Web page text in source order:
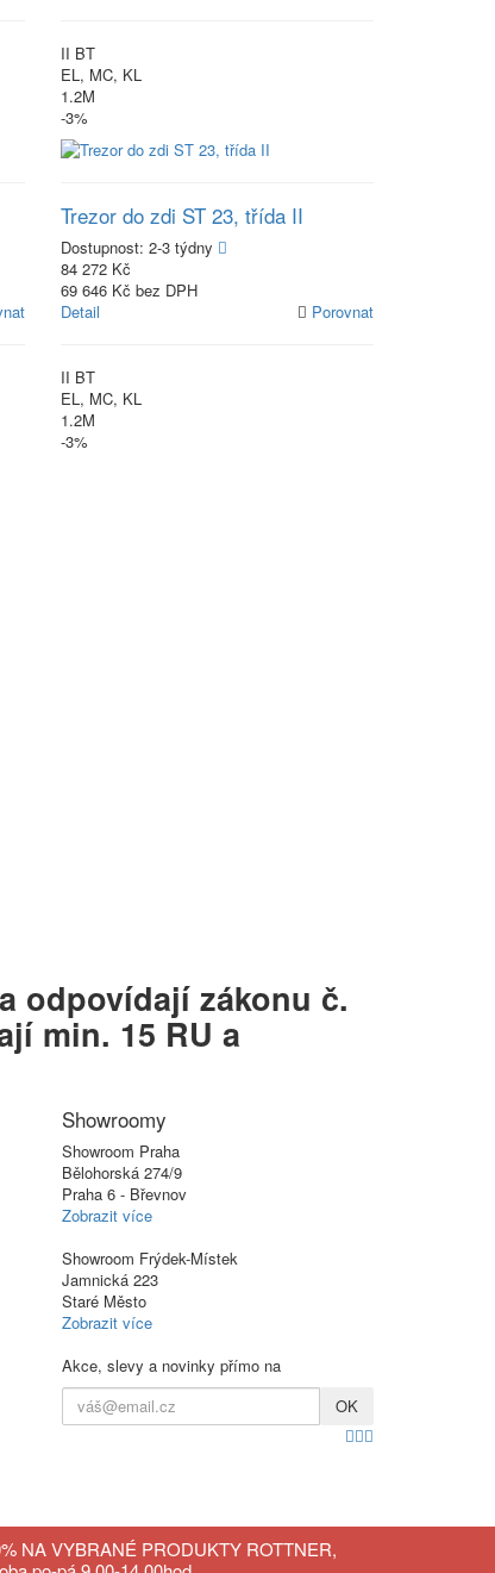
II BT
EL, MC, KL
1.2M
-3%
Trezor do zdi ST 23, třída II
Dostupnost:2-3 týdny
84 272 Kč
69 646 Kč bez DPH
Detail
Porovnat
II BT
EL, MC, KL
1.2M
-3%
odpovídají zákonu č.
min. 15 RU a
Showroomy
Showroom Praha
Bělohorská 274/9
Praha 6 - Břevnov
Zobrazit více
Showroom Frýdek-Místek
Jamnická 223
Staré Město
Zobrazit více
Akce, slevy a novinky přímo na
OK
Zobrazit
NA VYBRANÉ PRODUKTY ROTTNER,